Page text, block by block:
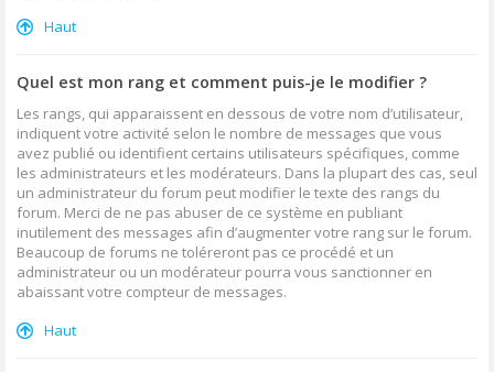
Haut
Quel est mon rang et comment puis-je le modifier ?
Les rangs, qui apparaissent en dessous de votre nom d’utilisateur,
indiquent votre activité selon le nombre de messages que vous
avez publié ou identifient certains utilisateurs spécifiques, comme
les administrateurs et les modérateurs. Dans la plupart des cas, seul
un administrateur du forum peut modifier le texte des rangs du
forum. Merci de ne pas abuser de ce système en publiant
inutilement des messages afin d’augmenter votre rang sur le forum.
Beaucoup de forums ne toléreront pas ce procédé et un
administrateur ou un modérateur pourra vous sanctionner en
abaissant votre compteur de messages.
Haut